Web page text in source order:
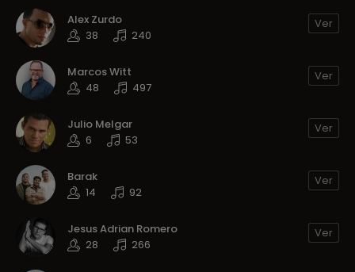
Alex Zurdo
38
240
Ver
Marcos Witt
48
497
Ver
Julio Melgar
6
53
Ver
Barak
14
92
Ver
Jesus Adrian Romero
28
266
Ver